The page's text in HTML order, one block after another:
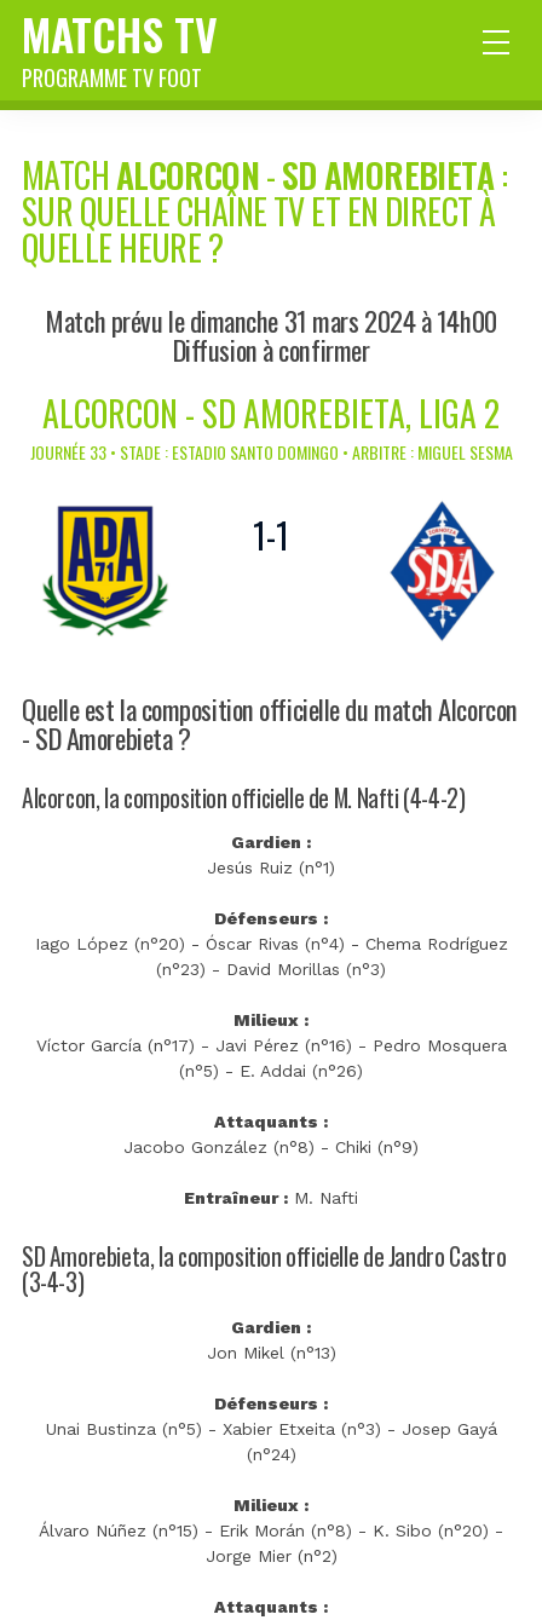
MATCHS TV
PROGRAMME TV FOOT
MATCHALCORCON-SD AMOREBIETA:
SUR QUELLE CHAÎNE TV ET EN DIRECT À
QUELLE HEURE ?
Match prévu le dimanche 31 mars 2024 à 14h00
Diffusion à confirmer
ALCORCON - SD AMOREBIETA, LIGA 2
JOURNÉE 33 • STADE : ESTADIO SANTO DOMINGO • ARBITRE : MIGUEL SESMA
1-1
Quelle est la composition officielle du match Alcorcon
- SD Amorebieta ?
Alcorcon, la composition officielle de M. Nafti (4-4-2)
Gardien :
Jesús Ruiz (n°1)
Défenseurs :
Iago López (n°20) - Óscar Rivas (n°4) - Chema Rodríguez
(n°23) - David Morillas (n°3)
Milieux :
Víctor García (n°17) - Javi Pérez (n°16) - Pedro Mosquera
(n°5) - E. Addai (n°26)
Attaquants :
Jacobo González (n°8) - Chiki (n°9)
Entraîneur : M. Nafti
SD Amorebieta, la composition officielle de Jandro Castro
(3-4-3)
Gardien :
Jon Mikel (n°13)
Défenseurs :
Unai Bustinza (n°5) - Xabier Etxeita (n°3) - Josep Gayá
(n°24)
Milieux :
Álvaro Núñez (n°15) - Erik Morán (n°8) - K. Sibo (n°20) -
Jorge Mier (n°2)
Attaquants :